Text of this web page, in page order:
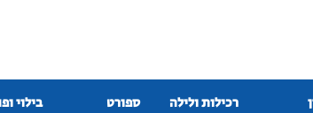
רכילות ולילה ספורט בילוי